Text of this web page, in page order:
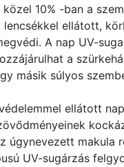
10% -ban a
lencsékkel ellátott,
A nap UV-
a
másik súlyos
ellátott
úgynevezett makula
UV-sugárzás